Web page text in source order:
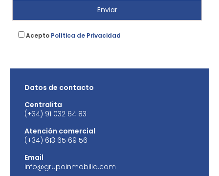
Acepto Política de Privacidad
Datos de contacto
Centralita
(+34) 91 032 64 83
Atención comercial
(+34) 613 65 69 56
Email
info@grupoinmobilia.com